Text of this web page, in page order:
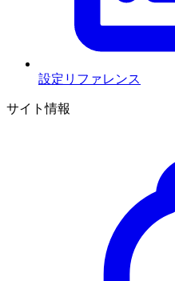
設定リファレンス
サイト情報